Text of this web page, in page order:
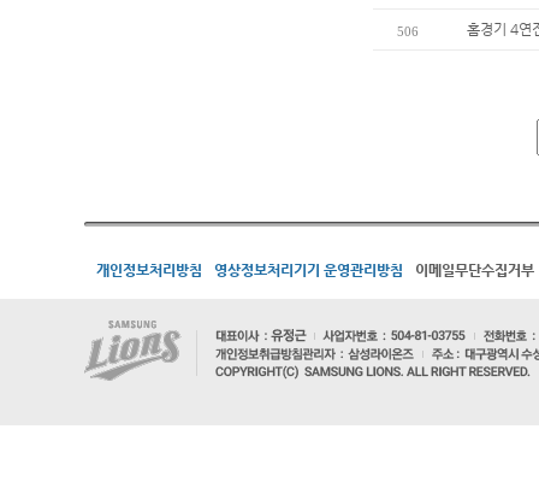
506 홈경기 4연
개인정보처리방침 영상정보처리기기 운영관리방침 이메일무단수집거부